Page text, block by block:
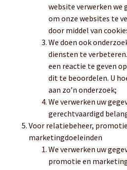
website verwerken we
om onze websites te
door middel van
We doen ook
diensten te
een reactie te geven
dit te beoordelen. U
aan zo’n onderzoek;
We verwerken uw
gerechtvaardigd
Voor relatiebeheer,
marketingdoeleinden
We verwerken uw
promotie en